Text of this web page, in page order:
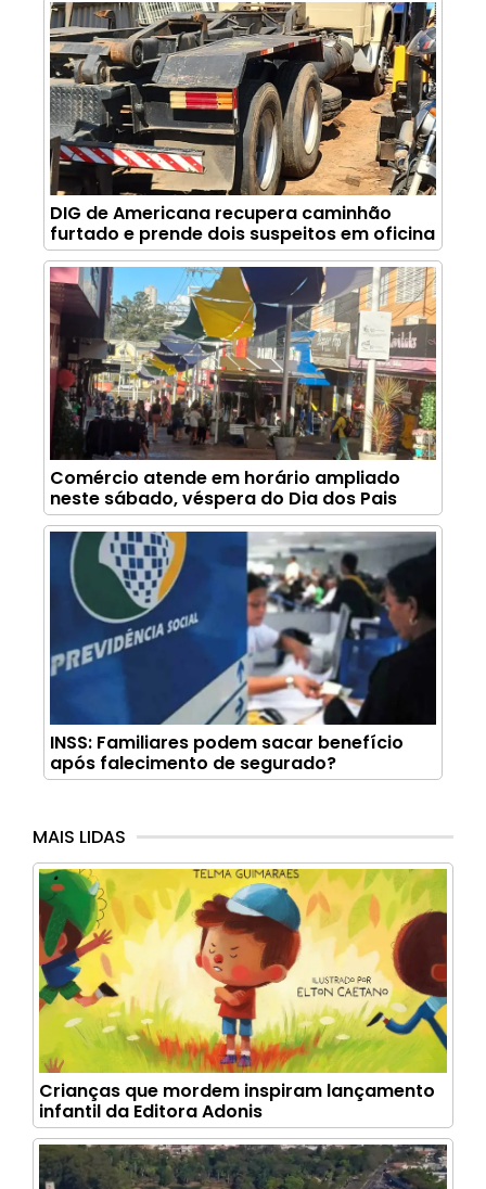
DIG de Americana recupera caminhão
furtado e prende dois suspeitos em oficina
Comércio atende em horário ampliado
neste sábado, véspera do Dia dos Pais
INSS: Familiares podem sacar benefício
após falecimento de segurado?
MAIS LIDAS
Crianças que mordem inspiram lançamento
infantil da Editora Adonis